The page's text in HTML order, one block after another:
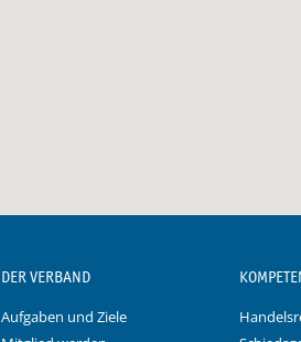
DER VERBAND
Aufgaben und Ziele